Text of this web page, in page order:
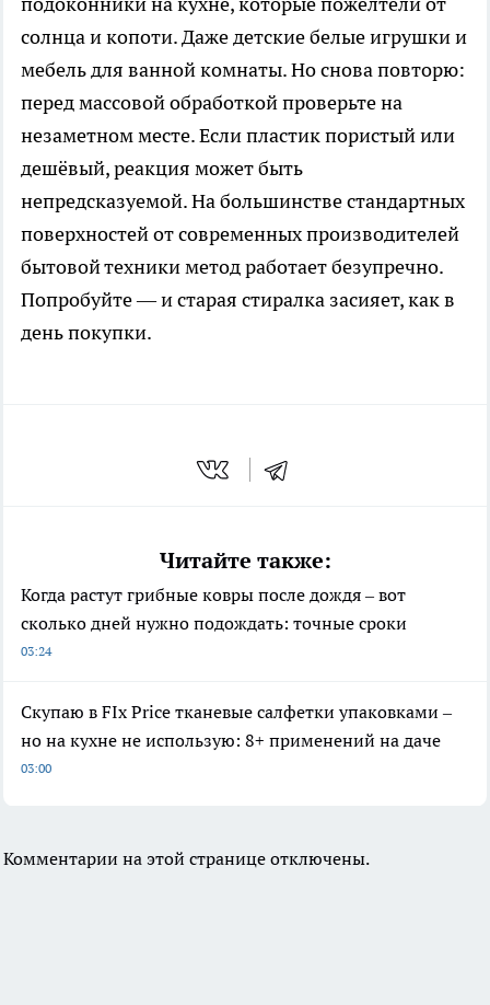
солнца и копоти. Даже детские белые игрушки и
мебель для ванной комнаты. Но снова повторю:
перед массовой обработкой проверьте на
незаметном месте. Если пластик пористый или
дешёвый, реакция может быть
непредсказуемой. На большинстве стандартных
поверхностей от современных производителей
бытовой техники метод работает безупречно.
Попробуйте — и старая стиралка засияет, как в
день покупки.
Читайте также:
Когда растут грибные ковры после дождя – вот
сколько дней нужно подождать: точные сроки
03:24
Скупаю в FIx Price тканевые салфетки упаковками –
но на кухне не использую: 8+ применений на даче
03:00
Комментарии на этой странице отключены.